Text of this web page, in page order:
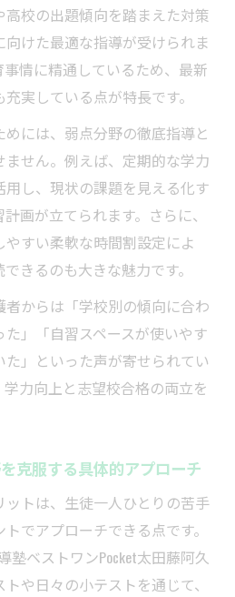
校の出題傾向を踏まえた対策
けた最適な指導が受けられま
情に精通しているため、最新
実している点が特長です。
には、弱点分野の徹底指導と
せん。例えば、定期的な学力
し、現状の課題を見える化す
画が立てられます。さらに、
すい柔軟な時間割設定によ
きるのも大きな魅力です。
からは「学校別の傾向に合わ
」「自習スペースが使いやす
」といった声が寄せられてい
力向上と志望校合格の両立を
克服する具体的アプローチ
トは、生徒一人ひとりの苦手
でアプローチできる点です。
塾ベストワンPocket太田藤阿久
や日々の小テストを通じて、